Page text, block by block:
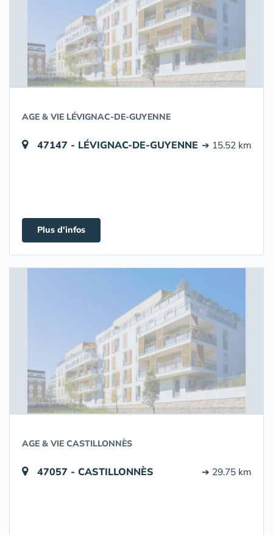
AGE & VIE LÉVIGNAC-DE-GUYENNE
47147 - LÉVIGNAC-DE-GUYENNE ➔ 15.52 km
Plus d'infos
AGE & VIE CASTILLONNÈS
47057 - CASTILLONNÈS ➔ 29.75 km